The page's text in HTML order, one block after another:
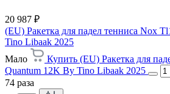
20 987 ₽
(EU) Ракетка для падел тенниса Nox
Tino Libaak 2025
Мало
Купить (EU) Ракетка для
Quantum 12K By Tino Libaak 2025
74 раза